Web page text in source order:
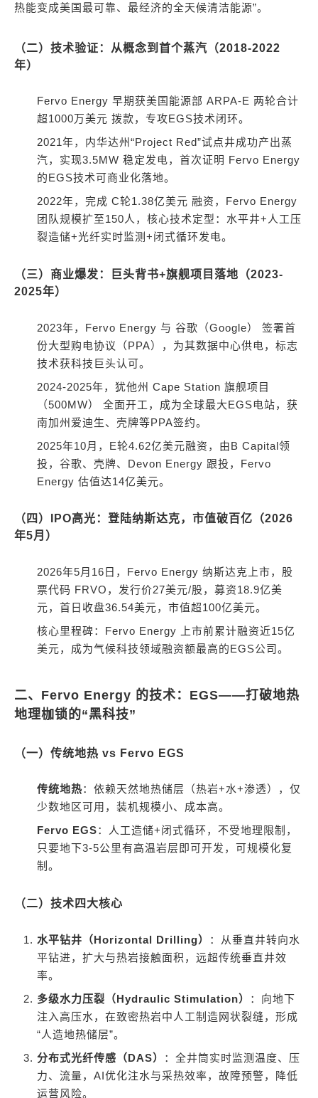
热能变成美国最可靠、最经济的全天候清洁能源”。
（二）技术验证：从概念到首个蒸汽（2018-2022
年）
Fervo Energy 早期获美国能源部 ARPA-E 两轮合计
超1000万美元 拨款，专攻EGS技术闭环。
2021年，内华达州“Project Red”试点井成功产出蒸
汽，实现3.5MW 稳定发电，首次证明 Fervo Energy
的EGS技术可商业化落地。
2022年，完成 C轮1.38亿美元 融资，Fervo Energy
团队规模扩至150人，核心技术定型：水平井+人工压
裂造储+光纤实时监测+闭式循环发电。
（三）商业爆发：巨头背书+旗舰项目落地（2023-
2025年）
2023年，Fervo Energy 与 谷歌（Google） 签署首
份大型购电协议（PPA），为其数据中心供电，标志
技术获科技巨头认可。
2024-2025年，犹他州 Cape Station 旗舰项目
（500MW） 全面开工，成为全球最大EGS电站，获
南加州爱迪生、壳牌等PPA签约。
2025年10月，E轮4.62亿美元融资，由B Capital领
投，谷歌、壳牌、Devon Energy 跟投，Fervo
Energy 估值达14亿美元。
（四）IPO高光：登陆纳斯达克，市值破百亿（2026
年5月）
2026年5月16日，Fervo Energy 纳斯达克上市，股
票代码 FRVO，发行价27美元/股，募资18.9亿美
元，首日收盘36.54美元，市值超100亿美元。
核心里程碑：Fervo Energy 上市前累计融资近15亿
美元，成为气候科技领域融资额最高的EGS公司。
二、Fervo Energy 的技术：EGS——打破地热
地理枷锁的“黑科技”
（一）传统地热 vs Fervo EGS
传统地热：依赖天然地热储层（热岩+水+渗透），仅
少数地区可用，装机规模小、成本高。
Fervo EGS：人工造储+闭式循环，不受地理限制，
只要地下3-5公里有高温岩层即可开发，可规模化复
制。
（二）技术四大核心
水平钻井（Horizontal Drilling）
：从垂直井转向水
平钻进，扩大与热岩接触面积，远超传统垂直井效
率。
多级水力压裂（Hydraulic Stimulation）
：向地下
注入高压水，在致密热岩中人工制造网状裂缝，形成
“人造地热储层”。
分布式光纤传感（DAS）
：全井筒实时监测温度、压
力、流量，AI优化注水与采热效率，故障预警，降低
运营风险。